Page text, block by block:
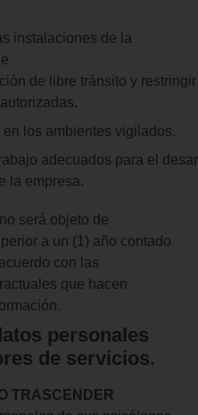
instalaciones de la
de libre tránsito y
los ambientes vigilados.
adecuados para el
la empresa.
será objeto de
a un (1) año contado
con las
que hacen
personales
de servicios.
TRASCENDER